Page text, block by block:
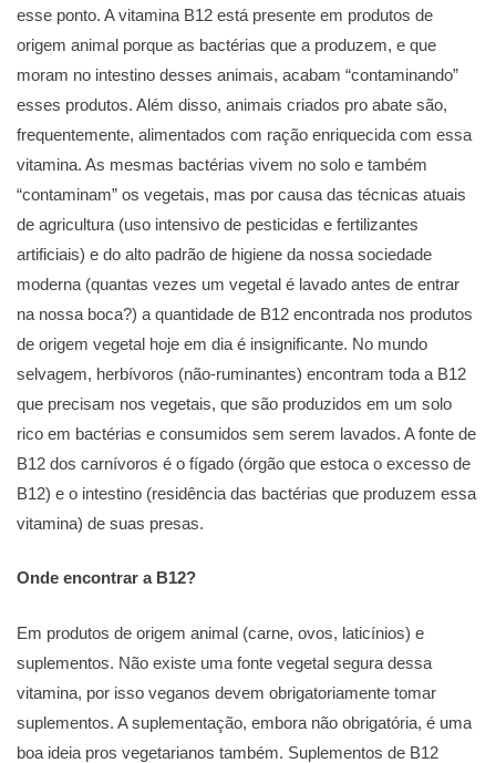
esse ponto. A vitamina B12 está presente em produtos de
origem animal porque as bactérias que a produzem, e que
moram no intestino desses animais, acabam “contaminando”
esses produtos. Além disso, animais criados pro abate são,
frequentemente, alimentados com ração enriquecida com essa
vitamina. As mesmas bactérias vivem no solo e também
“contaminam” os vegetais, mas por causa das técnicas atuais
de agricultura (uso intensivo de pesticidas e fertilizantes
artificiais) e do alto padrão de higiene da nossa sociedade
moderna (quantas vezes um vegetal é lavado antes de entrar
na nossa boca?) a quantidade de B12 encontrada nos produtos
de origem vegetal hoje em dia é insignificante. No mundo
selvagem, herbívoros (não-ruminantes) encontram toda a B12
que precisam nos vegetais, que são produzidos em um solo
rico em bactérias e consumidos sem serem lavados. A fonte de
B12 dos carnívoros é o fígado (órgão que estoca o excesso de
B12) e o intestino (residência das bactérias que produzem essa
vitamina) de suas presas.
Onde encontrar a B12?
Em produtos de origem animal (carne, ovos, laticínios) e
suplementos. Não existe uma fonte vegetal segura dessa
vitamina, por isso veganos devem obrigatoriamente tomar
suplementos. A suplementação, embora não obrigatória, é uma
boa ideia pros vegetarianos também. Suplementos de B12